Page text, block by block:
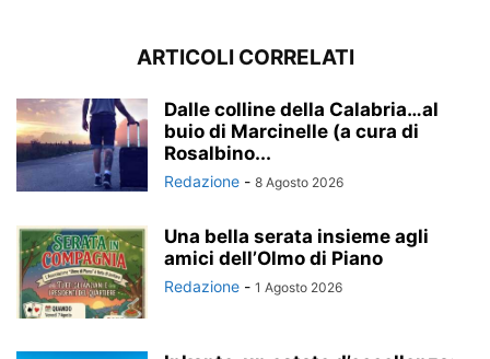
ARTICOLI CORRELATI
Dalle colline della Calabria…al
buio di Marcinelle (a cura di
Rosalbino...
Redazione - 8 Agosto 2026
Una bella serata insieme agli
amici dell’Olmo di Piano
Redazione - 1 Agosto 2026